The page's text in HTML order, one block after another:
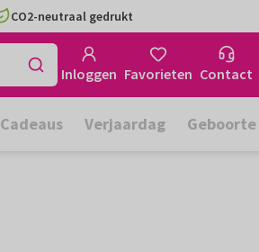
CO2-neutraal gedrukt
Inloggen Favorieten Contact
Cadeaus Verjaardag Geboorte